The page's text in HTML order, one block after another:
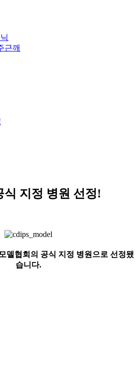
근깨
식 지정 병원 선정!
델협회의 공식 지정 병원으로 선정됐
습니다.